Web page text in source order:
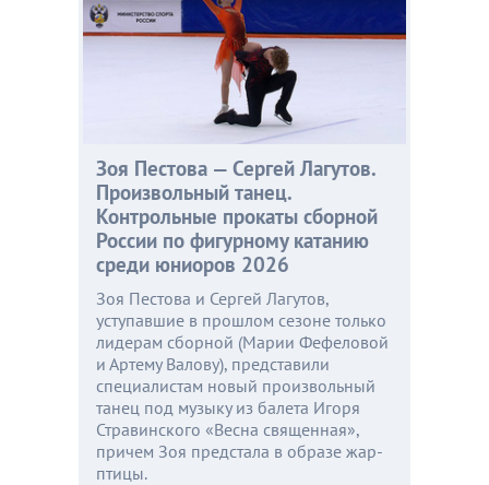
Зоя Пестова — Сергей Лагутов.
Произвольный танец.
Контрольные прокаты сборной
России по фигурному катанию
среди юниоров 2026
Зоя Пестова и Сергей Лагутов,
уступавшие в прошлом сезоне только
лидерам сборной (Марии Фефеловой
и Артему Валову), представили
специалистам новый произвольный
танец под музыку из балета Игоря
Стравинского «Весна священная»,
причем Зоя предстала в образе жар-
птицы.